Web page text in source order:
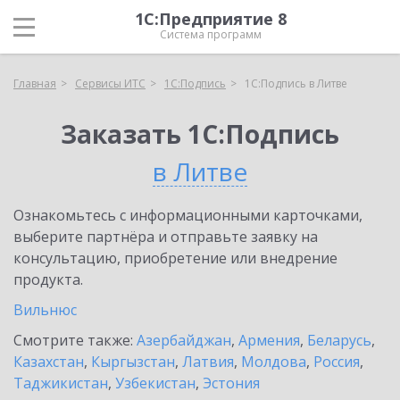
1С:Предприятие 8
Система программ
Главная Сервисы ИТС 1С:Подпись 1С:Подпись в Литве
Заказать 1С:Подпись
в Литве
Ознакомьтесь с информационными карточками,
выберите партнёра и отправьте заявку на
консультацию, приобретение или внедрение
продукта.
Вильнюс
Смотрите также: Азербайджан, Армения, Беларусь,
Казахстан, Кыргызстан, Латвия, Молдова, Россия,
Таджикистан, Узбекистан, Эстония